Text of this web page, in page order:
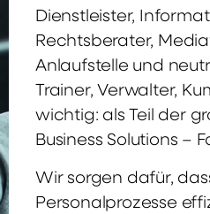
Dienstleister,
Rechtsberater,
Anlaufstelle und
Trainer, Verwalter,
wichtig: als Teil der
Business Solutions –
Wir sorgen dafür,
Personalprozesse